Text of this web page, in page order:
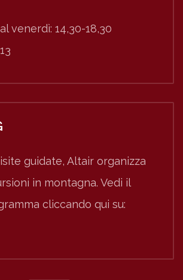
venerdì: 14,30-18,30
guidate, Altair organizza
in montagna. Vedi il
cliccando qui su: